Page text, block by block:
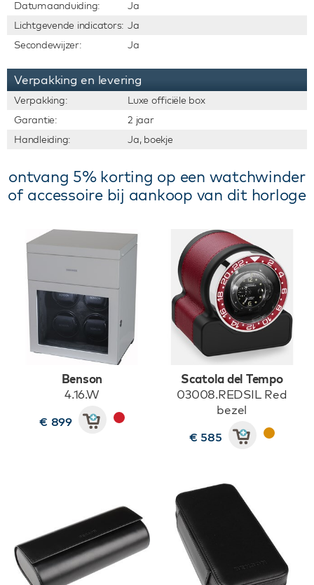
Datumaanduiding:
Ja
Lichtgevende indicators: Ja
Secondewijzer:
Ja
Verpakking en levering
Verpakking:
Luxe officiële box
Garantie:
2 jaar
Handleiding:
Ja, boekje
ontvang 5% korting op een watchwinder
of accessoire bij aankoop van dit horloge
Benson
4.16.W
€ 899
Scatola del Tempo
03008.REDSIL Red
bezel
€ 585